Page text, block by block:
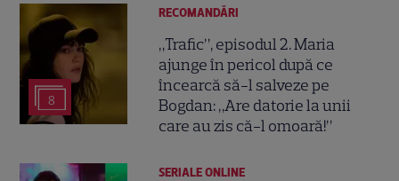
8
RECOMANDĂRI
„Trafic”, episodul 2. Maria
ajunge în pericol după ce
încearcă să-l salveze pe
Bogdan: „Are datorie la unii
care au zis că-l omoară!”
SERIALE ONLINE